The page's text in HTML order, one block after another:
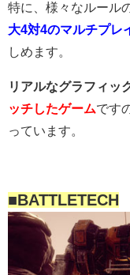
特に、様々なルール
大4対4のマルチプレ
しめます。
リアルなグラフィッ
ッチしたゲームです
っています。
■BATTLETECH